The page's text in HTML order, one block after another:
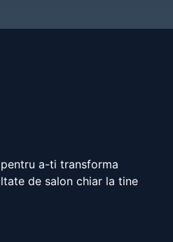
a-ti transforma
de salon chiar la tine